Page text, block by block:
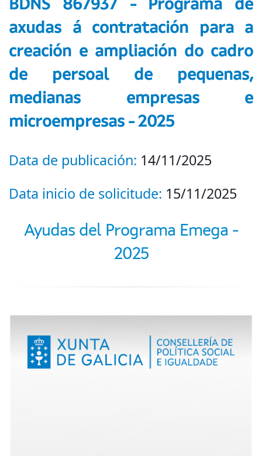
BDNS 867937 - Programa de
axudas á contratación para a
creación e ampliación do cadro
de persoal de pequenas,
medianas empresas e
microempresas - 2025
Data de publicación: 14/11/2025
Data inicio de solicitude: 15/11/2025
Ayudas del Programa Emega -
2025